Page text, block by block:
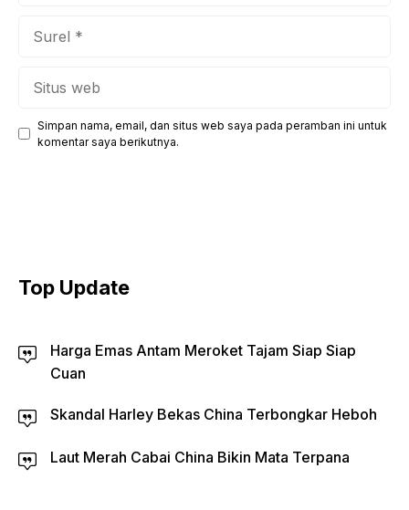
Simpan nama, email, dan situs web saya pada peramban ini untuk
komentar saya berikutnya.
Top Update
Harga Emas Antam Meroket Tajam Siap Siap
Cuan
Skandal Harley Bekas China Terbongkar Heboh
Laut Merah Cabai China Bikin Mata Terpana